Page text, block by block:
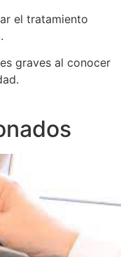
el tratamiento
graves al conocer